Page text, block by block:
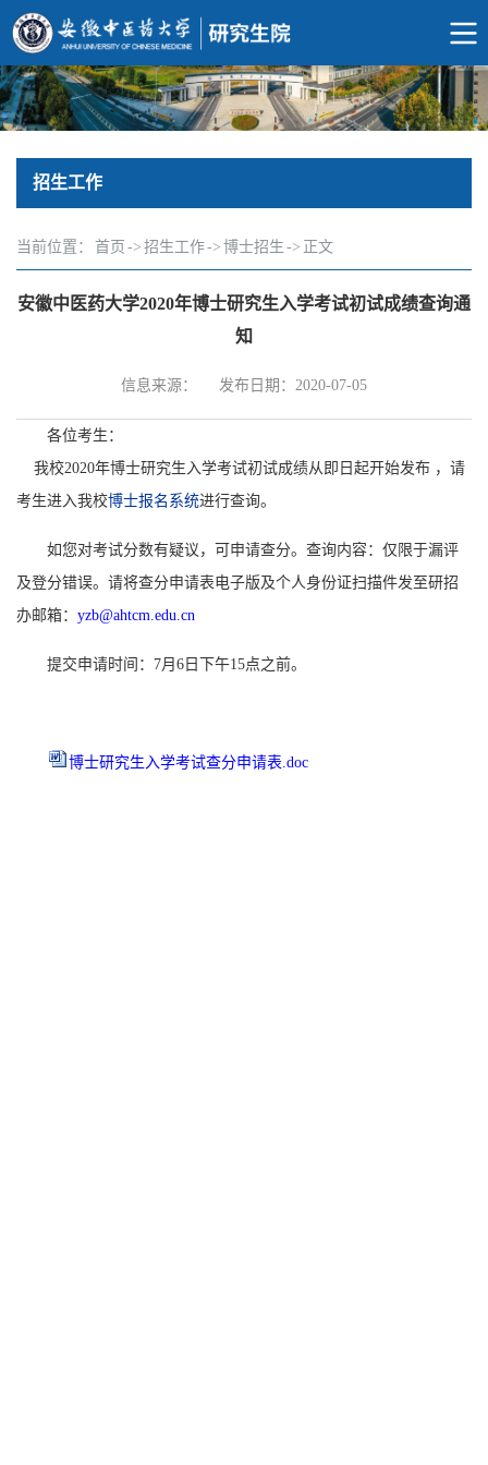
招生工作
当前位置： 首页 -> 招生工作-> 博士招生 -> 正文
安徽中医药大学2020年博士研究生入学考试初试成绩查询通
知
信息来源： 发布日期：2020-07-05
各位考生：
我校2020年博士研究生入学考试初试成绩从即日起开始发布 ，请
考生进入我校博士报名系统进行查询。
如您对考试分数有疑议，可申请查分。查询内容：仅限于漏评
及登分错误。请将查分申请表电子版及个人身份证扫描件发至研招
办邮箱： yzb@ahtcm.edu.cn
提交申请时间：7月6日下午15点之前。
博士研究生入学考试查分申请表.doc